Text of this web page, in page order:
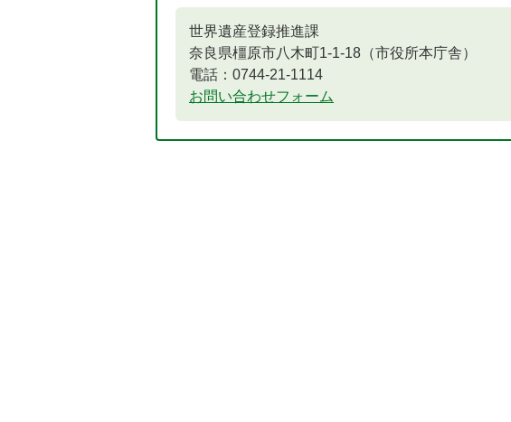
世界遺産登録推進課
奈良県橿原市八木町1-1-18（市役所本庁舎）
電話：0744-21-1114
お問い合わせフォーム